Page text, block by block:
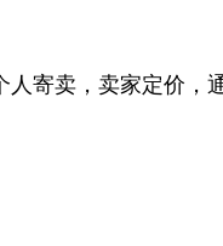
人寄卖，卖家定价，